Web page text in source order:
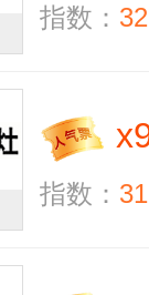
指数：
x
指数：